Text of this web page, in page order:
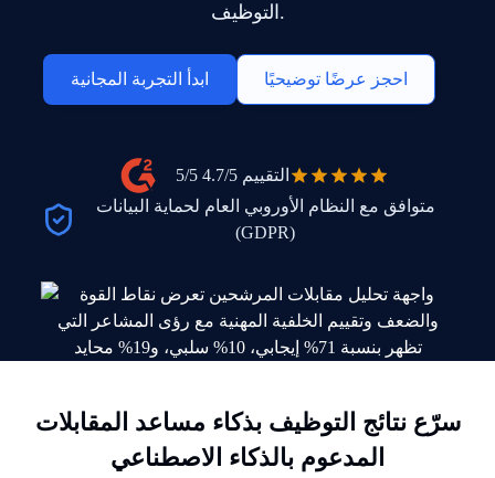
التوظيف.
ابدأ التجربة المجانية احجز عرضًا توضيحيًا
التقييم 4.7/5
5/5
متوافق مع النظام الأوروبي العام لحماية البيانات
(GDPR)
سرّع نتائج التوظيف بذكاء مساعد المقابلات
المدعوم بالذكاء الاصطناعي